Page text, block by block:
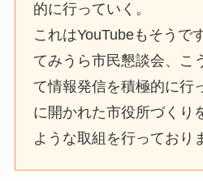
的に行っていく。
これはYouTubeもそうで
てみうら市民懇談会、こ
て情報発信を積極的に行
に開かれた市役所づくり
ような取組を行っており